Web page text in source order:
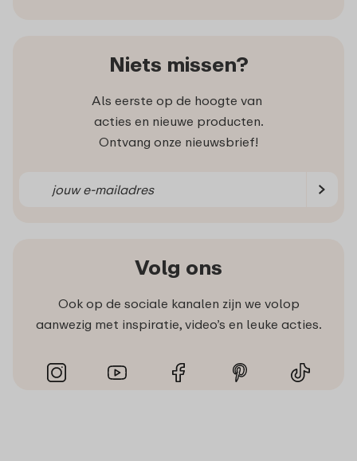
Niets missen?
Als eerste op de hoogte van
acties en nieuwe producten.
Ontvang onze nieuwsbrief!
Volg ons
Ook op de sociale kanalen zijn we volop
aanwezig met inspiratie, video’s en leuke acties.